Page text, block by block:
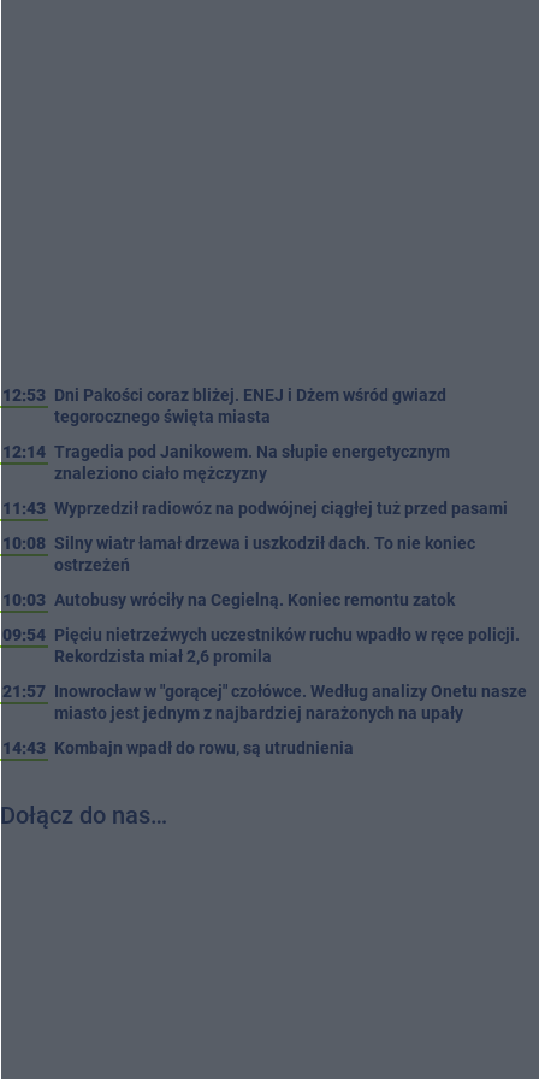
12:53 Dni Pakości coraz bliżej. ENEJ i Dżem wśród gwiazd
tegorocznego święta miasta
12:14 Tragedia pod Janikowem. Na słupie energetycznym
znaleziono ciało mężczyzny
11:43 Wyprzedził radiowóz na podwójnej ciągłej tuż przed pasami
10:08 Silny wiatr łamał drzewa i uszkodził dach. To nie koniec
ostrzeżeń
10:03 Autobusy wróciły na Cegielną. Koniec remontu zatok
09:54 Pięciu nietrzeźwych uczestników ruchu wpadło w ręce policji.
Rekordzista miał 2,6 promila
21:57 Inowrocław w "gorącej" czołówce. Według analizy Onetu nasze
miasto jest jednym z najbardziej narażonych na upały
14:43 Kombajn wpadł do rowu, są utrudnienia
Dołącz do nas…